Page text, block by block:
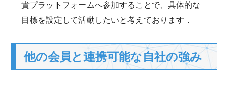
貴プラットフォームへ参加することで、具体的な
目標を設定して活動したいと考えております．
他の会員と連携可能な自社の強み